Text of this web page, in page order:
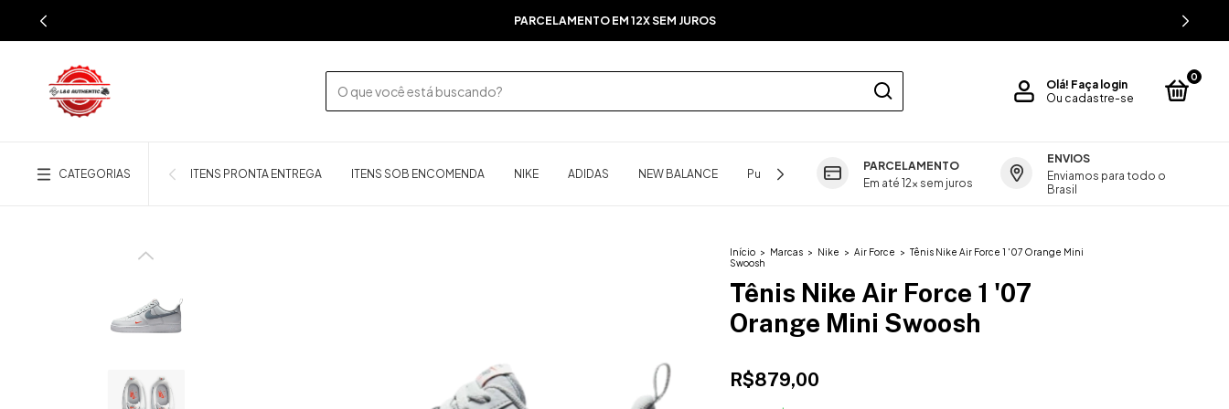
PARCELAMENTO EM 12X SEM JUROS
Olá! Faça login
Ou cadastre-se
0
CATEGORIAS ITENS PRONTA ENTREGA ITENS SOB ENCOMENDA NIKE ADIDAS NEW BALANCE Puma Asics GUIA DE MEDIDAS
PARCELAMENTO
Em até 12x sem juros
ENVIOS
Enviamos para todo o
Brasil
Início > Marcas > Nike > Air Force > Tênis Nike Air Force 1 '07 Orange Mini
Swoosh
Tênis Nike Air Force 1 '07
Orange Mini Swoosh
R$879,00